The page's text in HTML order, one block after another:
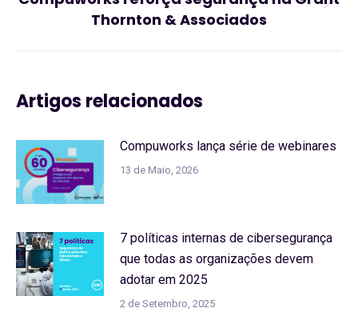
Artigo
seguinte:
Thornton & Associados
Artigos relacionados
Compuworks lança série de webinares
13 de Maio, 2026
7 políticas internas de cibersegurança
que todas as organizações devem
adotar em 2025
2 de Setembro, 2025